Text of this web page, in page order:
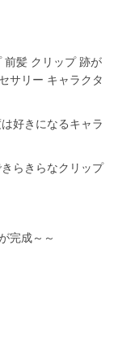
好きになるキャラ
らきらなクリップ
完成～～